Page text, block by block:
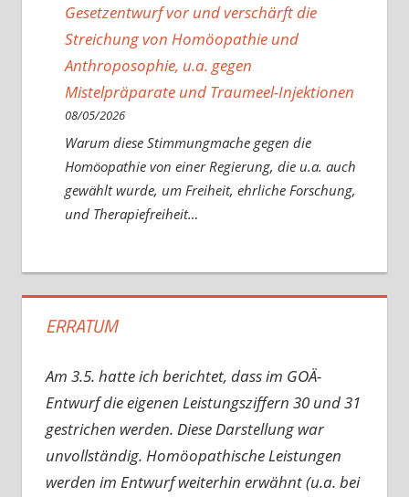
Gesetzentwurf vor und verschärft die
Streichung von Homöopathie und
Anthroposophie, u.a. gegen
Mistelpräparate und Traumeel-Injektionen
08/05/2026
Warum diese Stimmungmache gegen die
Homöopathie von einer Regierung, die u.a. auch
gewählt wurde, um Freiheit, ehrliche Forschung,
und Therapiefreiheit…
ERRATUM
Am 3.5. hatte ich berichtet, dass im GOÄ-
Entwurf die eigenen Leistungsziffern 30 und 31
gestrichen werden. Diese Darstellung war
unvollständig. Homöopathische Leistungen
werden im Entwurf weiterhin erwähnt (u.a. bei